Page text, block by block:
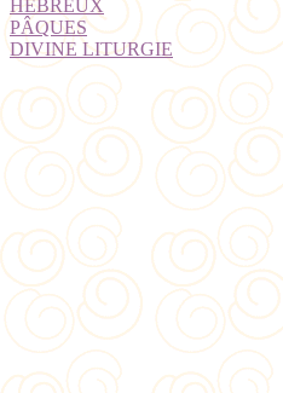
HÉBREUX
PÂQUES
DIVINE LITURGIE